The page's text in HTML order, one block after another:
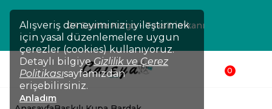
Alışveriş deneyiminizi iyileştirmek
için yasal düzenlemelere uygun
çerezler (cookies) kullanıyoruz.
Detaylı bilgiye Gizlilik ve Çerez
Politikasısayfamızdan
erişebilirsiniz.
Anladım
24 Saatte Kargo -
0